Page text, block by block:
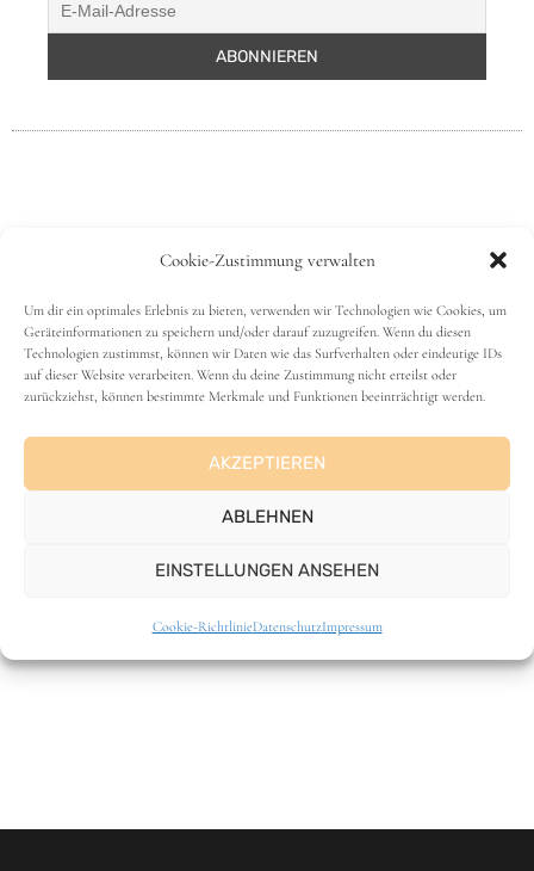
Cookie-Zustimmung verwalten
Um dir ein optimales Erlebnis zu bieten, verwenden wir Technologien wie Cookies, um
Geräteinformationen zu speichern und/oder darauf zuzugreifen. Wenn du diesen
Technologien zustimmst, können wir Daten wie das Surfverhalten oder eindeutige IDs
auf dieser Website verarbeiten. Wenn du deine Zustimmung nicht erteilst oder
zurückziehst, können bestimmte Merkmale und Funktionen beeinträchtigt werden.
AKZEPTIEREN
ABLEHNEN
EINSTELLUNGEN ANSEHEN
Cookie-RichtlinieDatenschutzImpressum
VANLIFE